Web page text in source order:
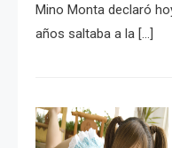
Mino Monta declaró
años saltaba a la […]